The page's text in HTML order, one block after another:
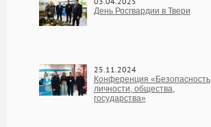
День Росгвардии в Твери
25.11.2024
Конференция «Безопасность
личности, общества,
государства»